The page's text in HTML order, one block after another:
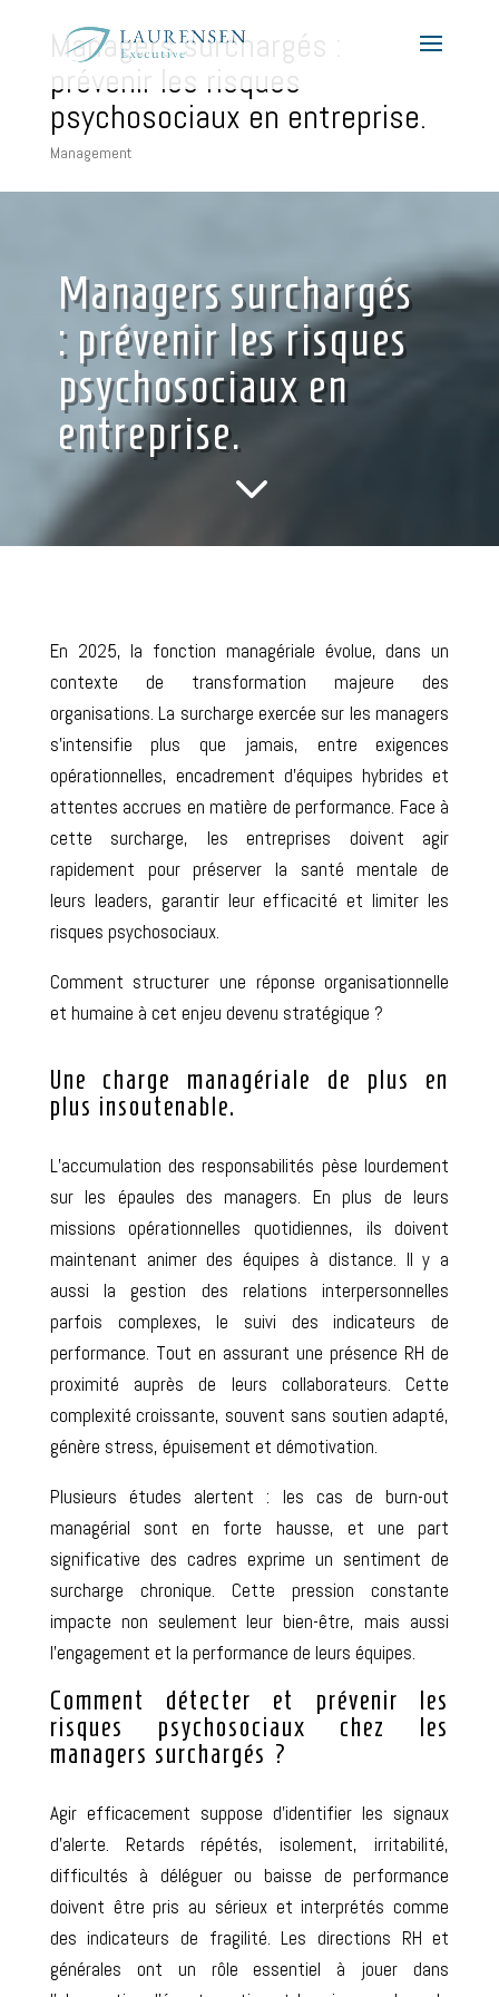
Managers surchargés :
prévenir les risques
psychosociaux en entreprise.
Management
Managers surchargés
: prévenir les risques
psychosociaux en
entreprise.
3
En 2025, la fonction managériale évolue, dans un
contexte de transformation majeure des
organisations. La surcharge exercée sur les managers
s’intensifieplus que jamais, entre exigences
opérationnelles, encadrement d’équipes hybrides et
attentes accrues en matière de performance. Face à
cette surcharge, les entreprises doivent agir
rapidement pour préserver la santé mentale de
leurs leaders, garantir leur efficacité et limiter les
risques psychosociaux.
Comment structurer une réponse organisationnelle
et humaine à cet enjeu devenu stratégique ?
Une charge managériale de plus en
plus insoutenable.
L’accumulation des responsabilités pèse lourdement
sur les épaules des managers. En plus de leurs
missions opérationnelles quotidiennes, ils doivent
maintenant animer des équipes à distance. Il y a
aussi la gestion
des relations interpersonnelles
parfois complexes, le suivi des indicateurs de
performance. Tout en assurant une présence RH de
proximité auprès de leurs collaborateurs. Cette
complexité croissante, souvent sans soutien adapté,
génère stress, épuisement et démotivation.
Plusieurs études alertent : les cas de burn-out
managérial sont en forte hausse, et une part
significative des cadres exprime un sentiment de
surcharge chronique. Cette pressionconstante
impacte non seulement leur bien-être, mais aussi
l’engagement et la performance de leurs équipes.
Comment détecter et prévenir les
risques psychosociaux chez les
managers surchargés ?
Agir efficacement suppose d’identifier les signaux
d’alerte. Retards répétés, isolement, irritabilité,
difficultés à déléguer ou baisse de performance
doivent êtrepris au sérieux etinterprétés comme
des indicateurs de fragilité. Les directions RH et
générales ont un rôle essentiel à jouerdans